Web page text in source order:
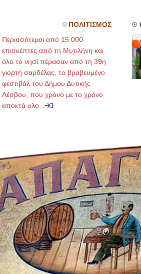
ΠΟΛΙΤΙΣΜΟΣ
Περισσότεροι από 15.000
επισκέπτες από τη Μυτιλήνη και
όλο το νησί πέρασαν από τη 39η
γιορτή σαρδέλας, το βραβευμένο
φεστιβάλ του Δήμου Δυτικής
Λέσβου, που χρόνο με το χρόνο
αποκτά ολο...